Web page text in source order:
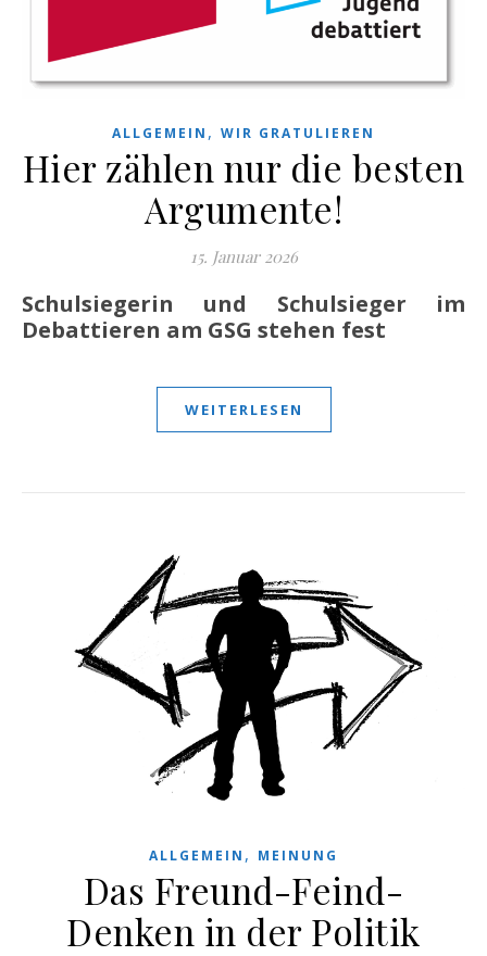
ALLGEMEIN , WIR GRATULIEREN
Hier zählen nur die besten
Argumente!
15. Januar 2026
Schulsiegerin und Schulsieger im
Debattieren am GSG stehen fest
WEITERLESEN
ALLGEMEIN , MEINUNG
Das Freund-Feind-
Denken in der Politik